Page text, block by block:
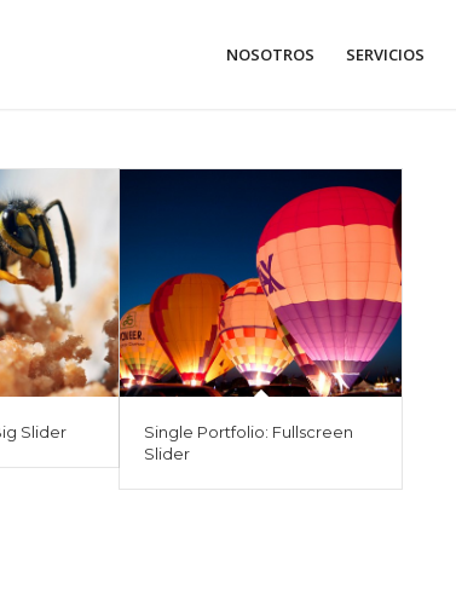
NOSOTROS SERVICIOS
Slider
Single Portfolio: Fullscreen
Slider